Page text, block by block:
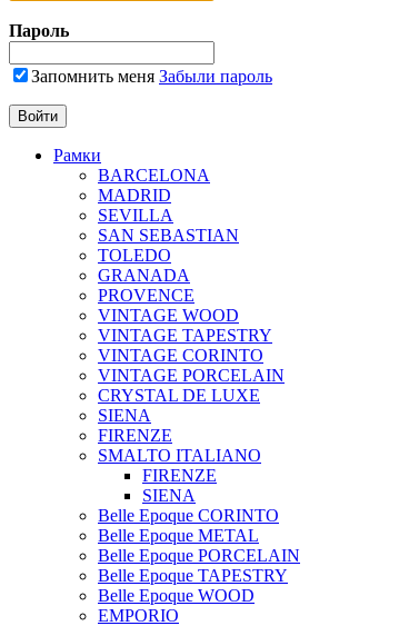
Пароль
Запомнить меня Забыли пароль
Рамки
BARCELONA
MADRID
SEVILLA
SAN SEBASTIAN
TOLEDO
GRANADA
PROVENCE
VINTAGE WOOD
VINTAGE TAPESTRY
VINTAGE CORINTO
VINTAGE PORCELAIN
CRYSTAL DE LUXE
SIENA
FIRENZE
SMALTO ITALIANO
FIRENZE
SIENA
Belle Epoque CORINTO
Belle Epoque METAL
Belle Epoque PORCELAIN
Belle Epoque TAPESTRY
Belle Epoque WOOD
EMPORIO